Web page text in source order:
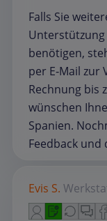
Falls Sie
benötigen,
per E‑Mail
Rechnung bis
wünschen
Spanien.
Feedback und
Evis S.